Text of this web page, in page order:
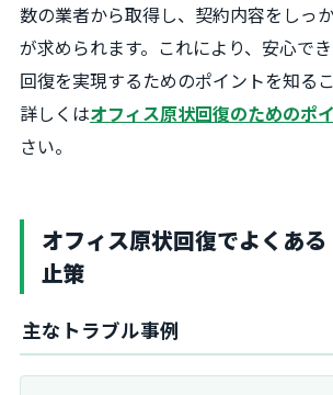
数の業者から取得し、契約内容をしっ
が求められます。これにより、安心で
回復を実現するためのポイントを知る
詳しくはオフィス原状回復のためのポ
さい。
オフィス原状回復でよくあ
止策
主なトラブル事例